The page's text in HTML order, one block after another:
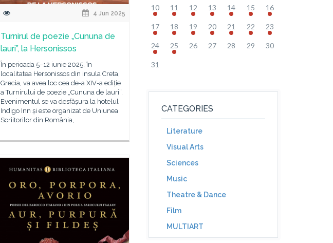
4 Jun 2025
Turnirul de poezie „Cununa de
lauri”, la Hersonissos
În perioada 5–12 iunie 2025, în
localitatea Hersonissos din insula Creta,
Grecia, va avea loc cea de-a XIV-a ediție
a Turnirului de poezie „Cununa de lauri”.
Evenimentul se va desfășura la hotelul
Indigo Inn și este organizat de Uniunea
Scriitorilor din România,
10 11 12 13 14 15 16
17 18 19 20 21 22 23
24 25 26 27 28 29 30
31
CATEGORIES
Literature
Visual Arts
Sciences
Music
Theatre & Dance
Film
MULTIART